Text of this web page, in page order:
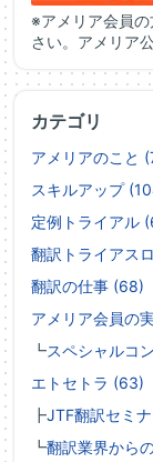
※アメリア会員の
さい。アメリア
カテゴリ
アメリアのこと
スキルアップ
定例トライアル
翻訳トライアス
翻訳の仕事 (68)
アメリア会員の
┗スペシャルコ
エトセトラ (63)
┣JTF翻訳セミ
┗翻訳業界から